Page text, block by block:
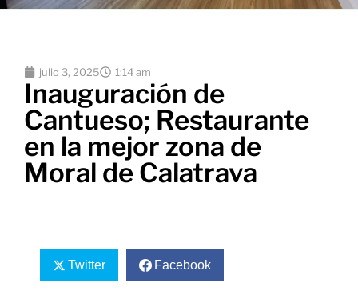
julio 3, 2025 1:14 am
Inauguración de
Cantueso; Restaurante
en la mejor zona de
Moral de Calatrava
Twitter Facebook